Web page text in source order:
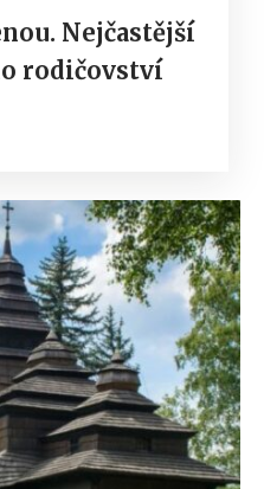
Nejčastější
rodičovství